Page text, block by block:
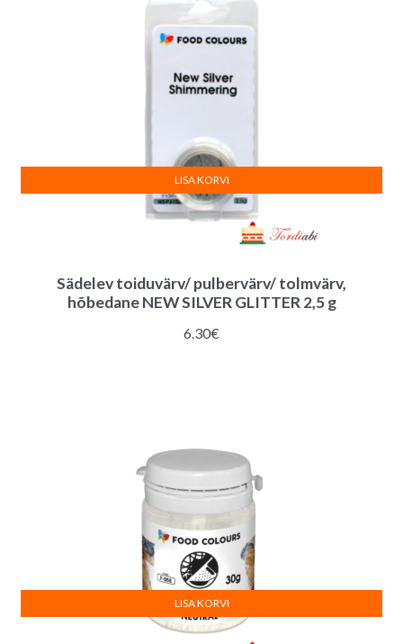
Sädelev toiduvärv/ pulbervärv/ tolmvärv,
hõbedane NEW SILVER GLITTER 2,5 g
6.30€
LISA KORVI
LISA KORVI